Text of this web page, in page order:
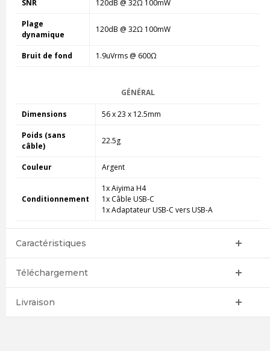
SNR 120dB @ 32Ω 100mW
Plage
dynamique
120dB @ 32Ω 100mW
Bruit de fond 1.9uVrms @ 600Ω
GÉNÉRAL
Dimensions 56 x 23 x 12.5mm
Poids (sans
câble)
22.5g
Couleur Argent
Conditionnement
1x Aiyima H4
1x Câble USB-C
1x Adaptateur USB-C vers USB-A
Caractéristiques
Téléchargement
Livraison